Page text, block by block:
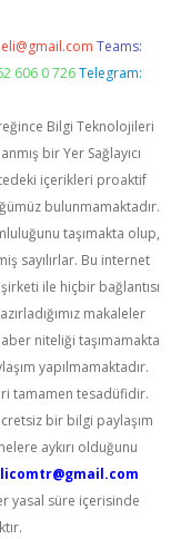
Teams:
606 0 726 Telegram:
Bilgi Teknolojileri
bir Yer Sağlayıcı
içerikleri proaktif
bulunmamaktadır.
taşımakta olup,
sayılırlar. Bu internet
ile hiçbir bağlantısı
makaleler
niteliği taşımamakta
yapılmamaktadır.
tamamen tesadüfidir.
bir bilgi paylaşım
aykırı olduğunu
yasal süre içerisinde